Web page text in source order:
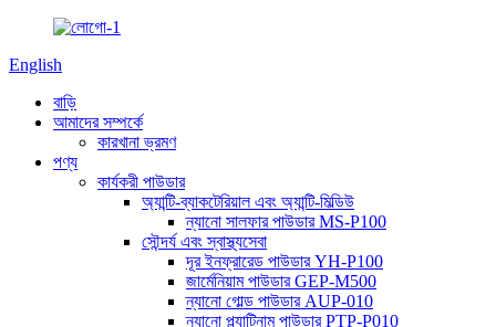
English
বাড়ি
আমাদের সম্পর্কে
কারখানা ভ্রমণ
পণ্য
কার্যকরী পাউডার
অ্যান্টি-ব্যাকটেরিয়াল এবং অ্যান্টি-মিল্ডিউ
ন্যানো সালফার পাউডার MS-P100
সৌন্দর্য এবং স্বাস্থ্যসেবা
দূর ইনফ্রারেড পাউডার YH-P100
জার্মেনিয়াম পাউডার GEP-M500
ন্যানো গোল্ড পাউডার AUP-010
ন্যানো প্ল্যাটিনাম পাউডার PTP-P010